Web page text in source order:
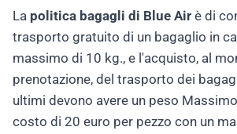
La politica bagagli di Blue Air è di
trasporto gratuito di un bagaglio in
massimo di 10 kg., e l'acquisto, al
prenotazione, del trasporto dei
ultimi devono avere un peso
costo di 20 euro per pezzo con un